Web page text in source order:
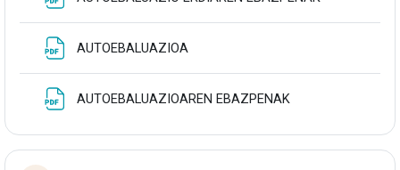
AUTOEBALUAZIOA
AUTOEBALUAZIOAREN EBAZPENAK